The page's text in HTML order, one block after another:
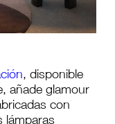
, disponible
añade glamour
con
lámparas